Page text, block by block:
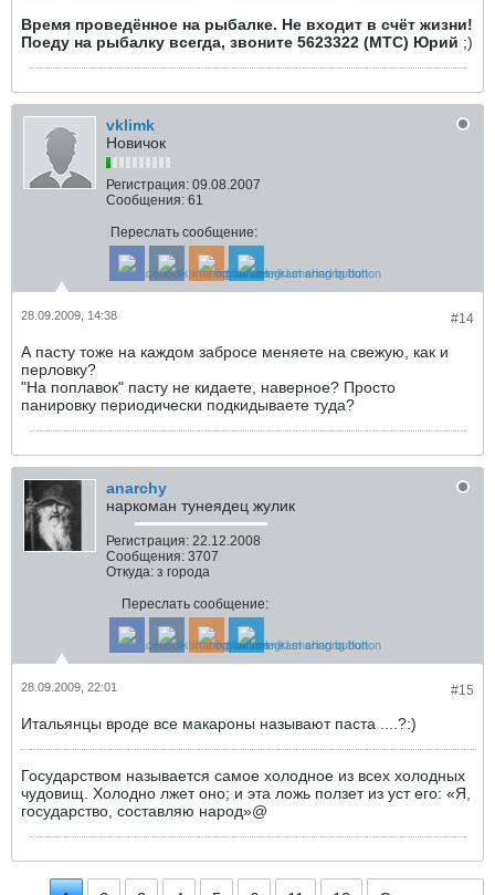
Время проведённое на рыбалке. Не входит в счёт жизни!
Поеду на рыбалку всегда, звоните 5623322 (МТС) Юрий ;)
vklimk
Новичок
Регистрация: 09.08.2007
Сообщения: 61
Переслать сообщение:
#14
28.09.2009, 14:38
А пасту тоже на каждом забросе меняете на свежую, как и
перловку?
"На поплавок" пасту не кидаете, наверное? Просто
панировку периодически подкидываете туда?
anarchy
наркоман тунеядец жулик
Регистрация: 22.12.2008
Сообщения: 3707
Откуда: з города
Переслать сообщение:
#15
28.09.2009, 22:01
Итальянцы вроде все макароны называют паста ....?:)
Государством называется самое холодное из всех холодных
чудовищ. Холодно лжет оно; и эта ложь ползет из уст его: «Я,
государство, составляю народ»@